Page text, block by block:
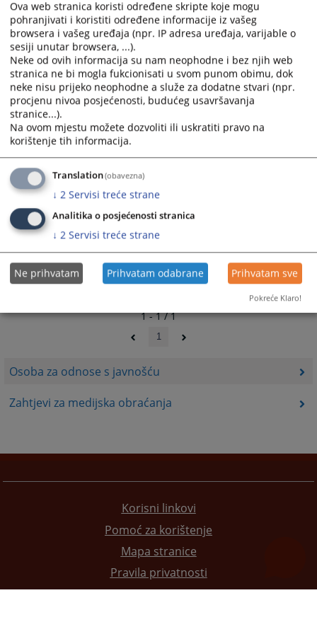
Osoba za odnose s javnošću
Zahtjevi za medijska obraćanja
Kontakt e-mail službenika za informisanje :
4426
1 - 1 / 1
1
Korisni linkovi
Pomoć za korištenje
Mapa stranice
Pravila privatnosti
Ova web stranica koristi određene skripte koje mogu
pohranjivati i koristiti određene informacije iz vašeg
browsera i vašeg uređaja (npr. IP adresa uređaja, varijable o
sesiji unutar browsera, ...).
Neke od ovih informacija su nam neophodne i bez njih web
stranica ne bi mogla fukcionisati u svom punom obimu, dok
neke nisu prijeko neophodne a služe za dodatne stvari (npr.
procjenu nivoa posjećenosti, budućeg usavršavanja
stranice...).
Na ovom mjestu možete dozvoliti ili uskratiti pravo na
korištenje tih informacija.
Translation(obavezna)
↓ 2 Servisi treće strane
Analitika o posjećenosti stranica
↓ 2 Servisi treće strane
Ne prihvatam Prihvatam odabrane Prihvatam sve
Pokreće Klaro!